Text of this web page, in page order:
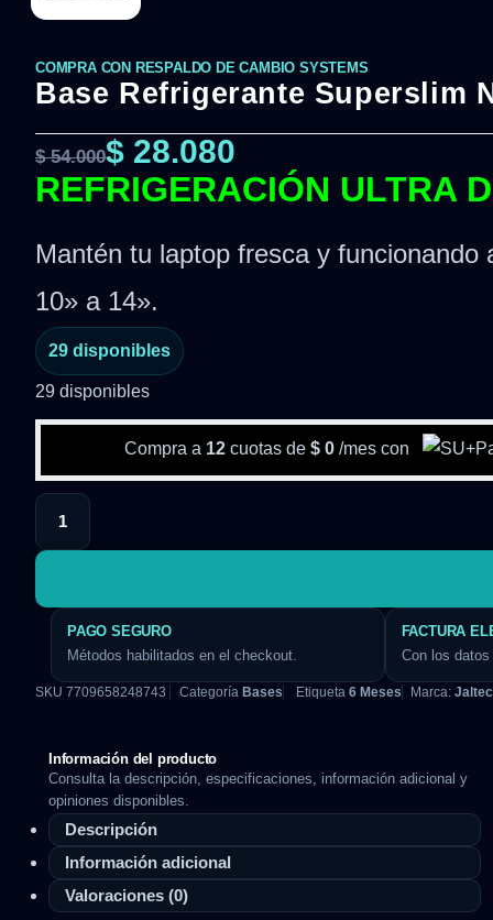
COMPRA CON RESPALDO DE CAMBIO SYSTEMS
Base Refrigerante Superslim
$54.000$ 28.080
REFRIGERACIÓN ULTRA
Mantén tu laptop fresca y
10» a 14».
29 disponibles
29 disponibles
Compra a 12 cuotas de $ 0 /mes con
PAGO SEGURO
Métodos habilitados en el checkout.
FACTURA
Con los
SKU 7709658248743 Categoría Bases Etiqueta 6 Meses Marca:
Información del producto
Consulta la descripción, especificaciones, información adicional y
opiniones disponibles.
Descripción
Información adicional
Valoraciones (0)